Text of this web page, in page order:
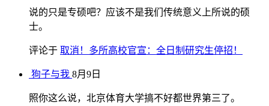
说的只是专硕吧？应该不是我们传统意义上所说的硕
士。
评论于 取消！多所高校官宣：全日制研究生停招！
狗子与我 8月9日
照你这么说，北京体育大学搞不好都世界第三了。